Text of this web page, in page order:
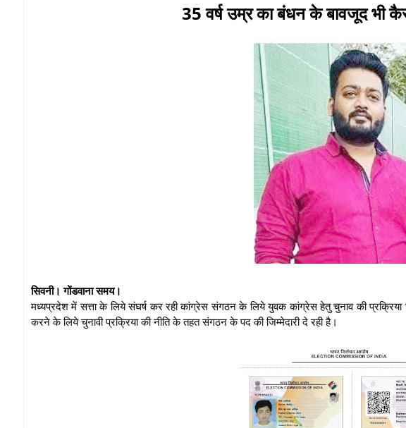
35 वर्ष उम्र का बंधन के बावजूद भी
सिवनी। गोंडवाना समय।
मध्यप्रदेश में सत्ता के लिये संघर्ष कर रही कांग्रेस संगठन के लिये युवक कांग्रेस हेतु चुनाव की
करने के लिये चुनावी प्रक्रिया की नीति के तहत संगठन के पद की जिम्मेदारी दे रही है।